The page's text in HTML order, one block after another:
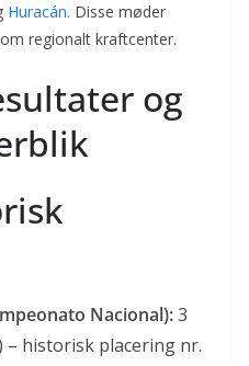
Huracán. Disse møder
regionalt kraftcenter.
og
Nacional):3
– historisk placering nr.